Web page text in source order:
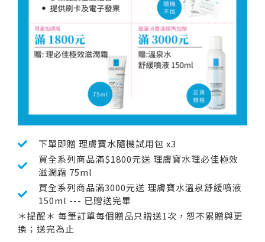
下單即贈 理膚寶水隨機試用包 x3
買全系列商品滿$1800元送 理膚寶水理必佳極效
滋潤霜 75ml
買全系列商品滿3000元送 理膚寶水溫泉舒緩噴液
150ml --- 已贈送完畢
＊提醒＊ 每筆訂單每個贈品只贈送1次，恕不累贈與更
換；送完為止